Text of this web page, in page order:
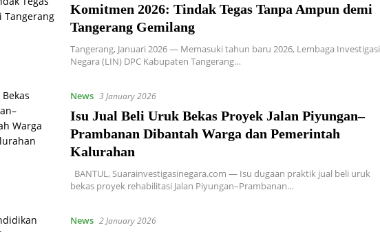
Komitmen 2026: Tindak Tegas Tanpa Ampun demi
Tangerang Gemilang
Tangerang, Januari 2026 — Memasuki tahun baru 2026, Lembaga Investigasi
Negara (LIN) DPC Kabupaten Tangerang…
News 3 January 2026
Isu Jual Beli Uruk Bekas Proyek Jalan Piyungan–
Prambanan Dibantah Warga dan Pemerintah
Kalurahan
BANTUL, Suarainvestigasinegara.com — Isu dugaan praktik jual beli uruk
bekas proyek rehabilitasi Jalan Piyungan–Prambanan…
News 2 January 2026